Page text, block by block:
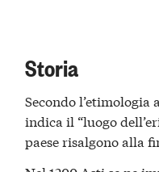
Storia
Secondo l’etimologia
indica il “luogo
paese risalgono alla